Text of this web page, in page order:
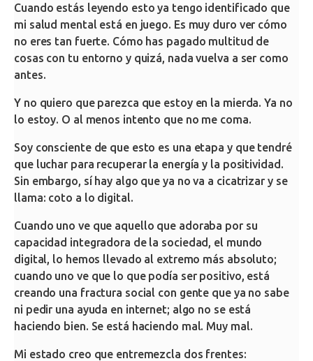
Cuando estás leyendo esto ya tengo identificado que
mi salud mental está en juego. Es muy duro ver cómo
no eres tan fuerte. Cómo has pagado multitud de
cosas con tu entorno y quizá, nada vuelva a ser como
antes.
Y no quiero que parezca que estoy en la mierda. Ya no
lo estoy. O al menos intento que no me coma.
Soy consciente de que esto es una etapa y que tendré
que luchar para recuperar la energía y la positividad.
Sin embargo, sí hay algo que ya no va a cicatrizar y se
llama: coto a lo digital.
Cuando uno ve que aquello que adoraba por su
capacidad integradora de la sociedad, el mundo
digital, lo hemos llevado al extremo más absoluto;
cuando uno ve que lo que podía ser positivo, está
creando una fractura social con gente que ya no sabe
ni pedir una ayuda en internet; algo no se está
haciendo bien. Se está haciendo mal. Muy mal.
Mi estado creo que entremezcla dos frentes: